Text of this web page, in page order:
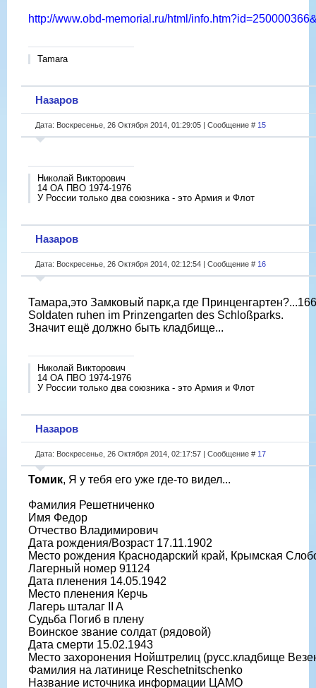
http://www.obd-memorial.ru/html/
Tamara
Назаров
Дата: Воскресенье, 26 Октября 2014, 01:29:05 | Сообщение # 15
Николай Викторович
14 ОА ПВО 1974-1976
У России только два союзника - это Армия и Флот
Назаров
Дата: Воскресенье, 26 Октября 2014, 02:12:54 | Сообщение # 16
Тамара,это Замковый парк,а где
Soldaten ruhen im Prinzengarten des Schloßparks.
Значит ещё должно быть кладбище...
Николай Викторович
14 ОА ПВО 1974-1976
У России только два союзника - это Армия и Флот
Назаров
Дата: Воскресенье, 26 Октября 2014, 02:17:57 | Сообщение # 17
Томик, Я у тебя его уже где-то видел...
Фамилия Решетниченко
Имя Федор
Отчество Владимирович
Дата рождения/Возраст 17.11.1902
Место рождения Краснодарский край, Крымская
Лагерный номер 91124
Дата пленения 14.05.1942
Место пленения Керчь
Лагерь шталаг II A
Судьба Погиб в плену
Воинское звание солдат (рядовой)
Дата смерти 15.02.1943
Место захоронения Нойштрелиц (русс.кладбище
Фамилия на латинице Reschetnitschenko
Название источника информации ЦАМО